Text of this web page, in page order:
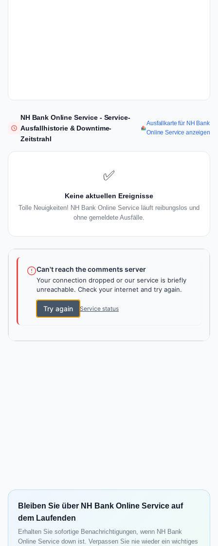
NH Bank Online Service - Service-
Ausfallhistorie & Downtime-
Zeitstrahl
Ausfallkarte für NH Bank
Online Service anzeigen
✅
Keine aktuellen Ereignisse
Tolle Neuigkeiten! NH Bank Online Service läuft reibungslos und
ohne gemeldete Ausfälle.
Can't reach the comments server
Your connection dropped or our service is briefly
unreachable. Check your internet and try again.
Try again Service status
Bleiben Sie über NH Bank Online Service auf
dem Laufenden
Erhalten Sie sofortige Benachrichtigungen, wenn NH Bank
Online Service down ist. Verpassen Sie nie wieder ein wichtiges